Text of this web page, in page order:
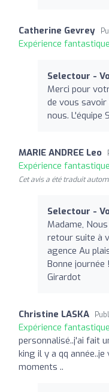
Catherine Gevrey
Expérience
Selectour -
Merci pour
de vous
nous. L'équipe
MARIE ANDREE Leo
Expérience
Cet avis a été traduit
Selectour -
Madame,
retour suite à
agence Au
Bonne journée
Girardot
Christine LASKA
Expérience
personnalisé..j'ai fait
king il y a qq
moments ..